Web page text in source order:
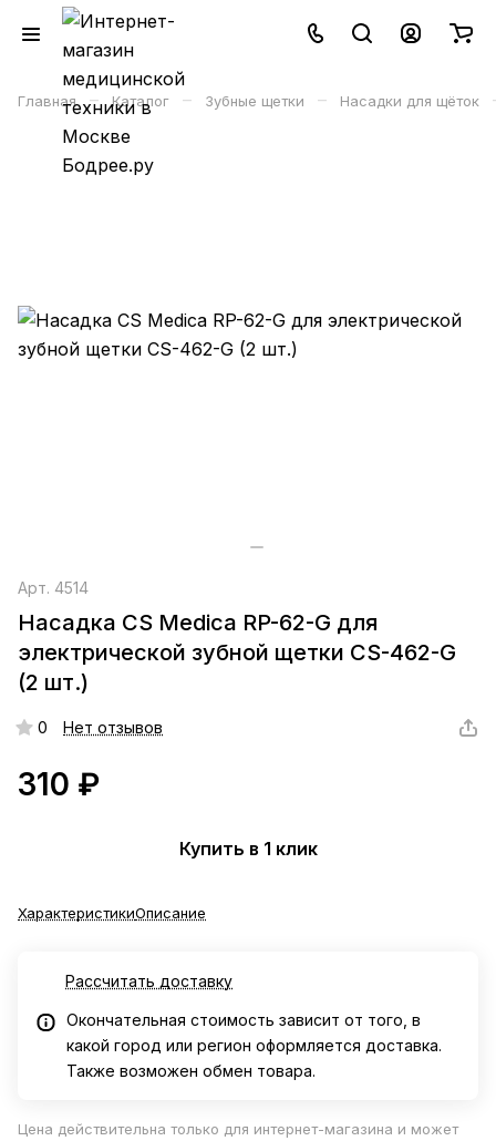
Главная – Каталог – Зубные щетки – Насадки для щёток
Арт. 4514
Насадка CS Medica RP-62-G для
электрической зубной щетки CS-462-G
(2 шт.)
0 Нет отзывов
310 ₽
Купить в 1 клик
ХарактеристикиОписание
Рассчитать доставку
Окончательная стоимость зависит от того, в
какой город или регион оформляется доставка.
Также возможен обмен товара.
Цена действительна только для интернет-магазина и может